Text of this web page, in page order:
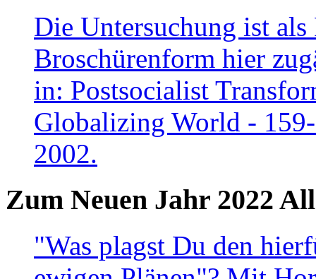
Die Untersuchung ist
Broschürenform hier
in: Postsocialist
Globalizing World -
2002.
Zum Neuen Jahr 2022
"Was plagst Du den